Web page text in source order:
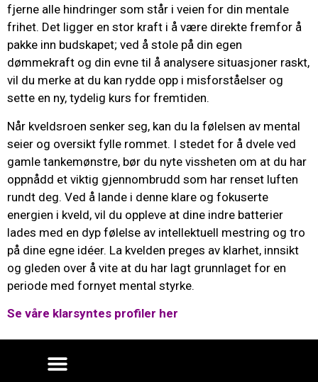
fjerne alle hindringer som står i veien for din mentale
frihet. Det ligger en stor kraft i å være direkte fremfor å
pakke inn budskapet; ved å stole på din egen
dømmekraft og din evne til å analysere situasjoner raskt,
vil du merke at du kan rydde opp i misforståelser og
sette en ny, tydelig kurs for fremtiden.
Når kveldsroen senker seg, kan du la følelsen av mental
seier og oversikt fylle rommet. I stedet for å dvele ved
gamle tankemønstre, bør du nyte vissheten om at du har
oppnådd et viktig gjennombrudd som har renset luften
rundt deg. Ved å lande i denne klare og fokuserte
energien i kveld, vil du oppleve at dine indre batterier
lades med en dyp følelse av intellektuell mestring og tro
på dine egne idéer. La kvelden preges av klarhet, innsikt
og gleden over å vite at du har lagt grunnlaget for en
periode med fornyet mental styrke.
Se våre klarsyntes profiler her